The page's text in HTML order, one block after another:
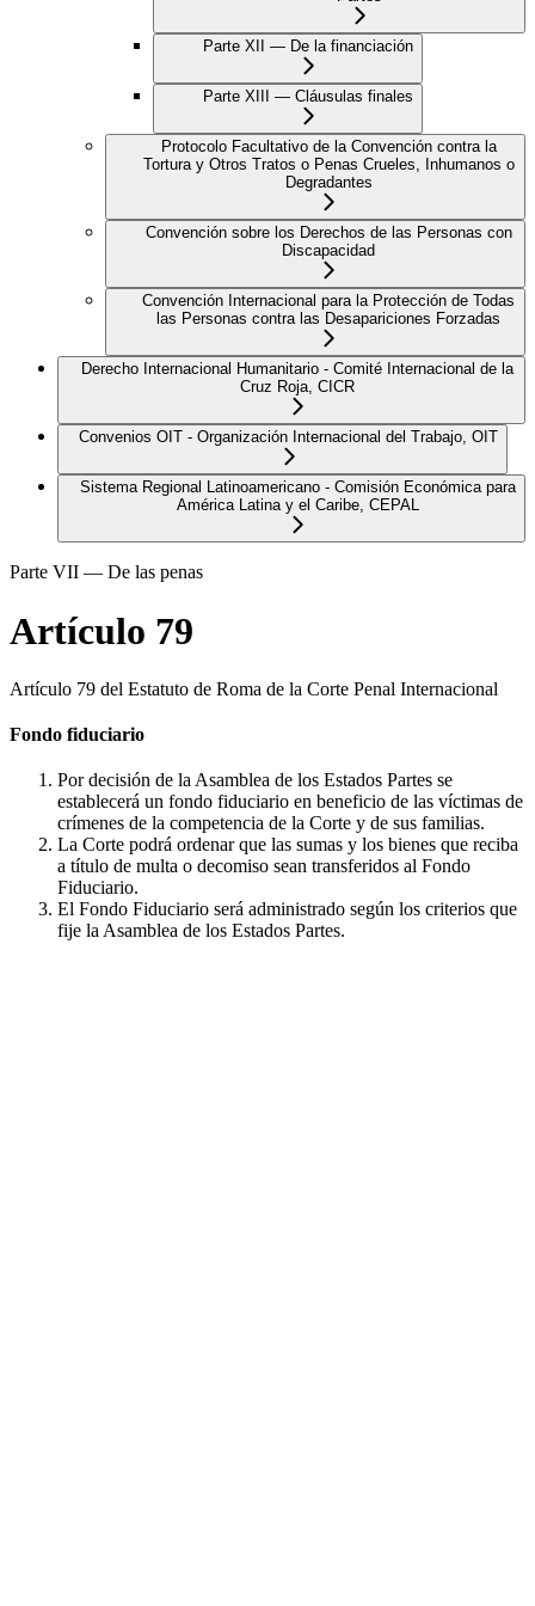
Parte XII — De la financiación
Parte XIII — Cláusulas finales
Protocolo Facultativo de la Convención contra la
Tortura y Otros Tratos o Penas Crueles, Inhumanos o
Degradantes
Convención sobre los Derechos de las Personas con
Discapacidad
Convención Internacional para la Protección de Todas
las Personas contra las Desapariciones Forzadas
Derecho Internacional Humanitario - Comité Internacional de la
Cruz Roja, CICR
Convenios OIT - Organización Internacional del Trabajo, OIT
Sistema Regional Latinoamericano - Comisión Económica para
América Latina y el Caribe, CEPAL
Parte VII — De las penas
Artículo 79
Artículo 79 del Estatuto de Roma de la Corte Penal Internacional
Fondo fiduciario
Por decisión de la Asamblea de los Estados Partes se
establecerá un fondo fiduciario en beneficio de las víctimas de
crímenes de la competencia de la Corte y de sus familias.
La Corte podrá ordenar que las sumas y los bienes que reciba
a título de multa o decomiso sean transferidos al Fondo
Fiduciario.
El Fondo Fiduciario será administrado según los criterios que
fije la Asamblea de los Estados Partes.